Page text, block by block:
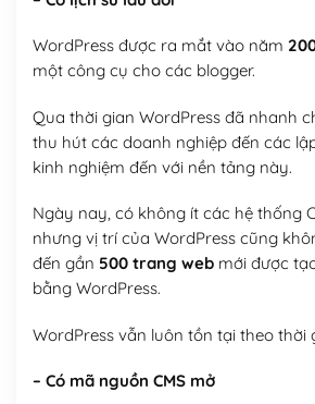
WordPress được ra mắt vào năm
một công cụ cho các blogger.
Qua thời gian WordPress đã nhanh
thu hút các doanh nghiệp đến các
kinh nghiệm đến với nền tảng này.
Ngày nay, có không ít các hệ thống
nhưng vị trí của WordPress cũng
đến gần 500 trang webmới được
bằng WordPress.
WordPress vẫn luôn tồn tại theo thời
– Có mã nguồn CMS mở